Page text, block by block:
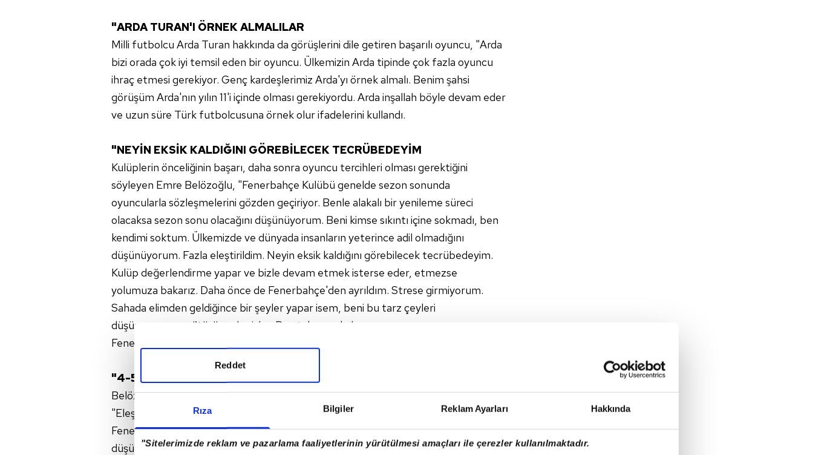
Rıza Bilgiler Reklam Ayarları Hakkında
"Sitelerimizde reklam ve pazarlama faaliyetlerinin yürütülmesi amaçları ile çerezler kullanılmaktadır.
Reddet
"ARDA TURAN'I ÖRNEK ALMALILAR
Milli futbolcu Arda Turan hakkında da görüşlerini dile getiren başarılı oyuncu, "Arda
bizi orada çok iyi temsil eden bir oyuncu. Ülkemizin Arda tipinde çok fazla oyuncu
ihraç etmesi gerekiyor. Genç kardeşlerimiz Arda'yı örnek almalı. Benim şahsi
görüşüm Arda'nın yılın 11'i içinde olması gerekiyordu. Arda inşallah böyle devam eder
ve uzun süre Türk futbolcusuna örnek olur ifadelerini kullandı.
"NEYİN EKSİK KALDIĞINI GÖREBİLECEK TECRÜBEDEYİM
Kulüplerin önceliğinin başarı, daha sonra oyuncu tercihleri olması gerektiğini
söyleyen Emre Belözoğlu, "Fenerbahçe Kulübü genelde sezon sonunda
oyuncularla sözleşmelerini gözden geçiriyor. Benle alakalı bir yenileme süreci
olacaksa sezon sonu olacağını düşünüyorum. Beni kimse sıkıntı içine sokmadı, ben
kendimi soktum. Ülkemizde ve dünyada insanların yeterince adil olmadığını
düşünüyorum. Fazla eleştirildim. Neyin eksik kaldığını görebilecek tecrübedeyim.
Kulüp değerlendirme yapar ve bizle devam etmek isterse eder, etmezse
yolumuza bakarız. Daha önce de Fenerbahçe'den ayrıldım. Strese girmiyorum.
Sahada elimden geldiğince bir şeyler yapar isem, beni bu tarz çeyleri
düşünmemeye götürüyor bu işler. Ben takımsız kalmam ama şu an
Fenerbahçe'den başka bir takımı düşünmüyorum" dedi.
"4-5 PUAN ÜSTTE BİTİREBİLİRDİK
Belözoğlu, genel anlamda eleştirildikleri bir ilk yarı geçirdiklerini belirterek,
"Eleştirilerin haklı olduğu yerler de var. Ama ligin ilk yarısını lider bitirmiş bir
Fenerbahçe var. Ben Fenerbahçe'nin son 3-4 maçta çok iyi bir hava yakaladığını
düşünüyorum. Bunun ne kadar iyi ne kadar kötü olduğunu ikinci yarıda göreceğiz. 4-